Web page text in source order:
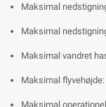
Maksimal
Maksimal
Maksimal vandret
Maksimal
Maksimal